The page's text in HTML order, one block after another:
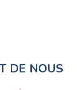
DE NOUS